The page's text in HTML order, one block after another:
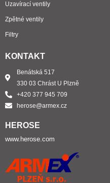
Uzavírací ventily
Zpětné ventily
Filtry
KONTAKT
Benátská 517
330 03 Chrást U Plzně
+420 377 945 709
herose@armex.cz
HEROSE
www.herose.com